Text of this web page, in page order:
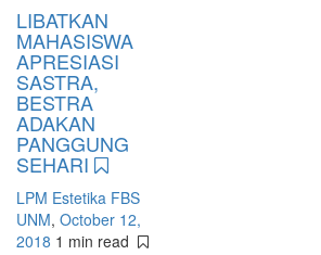
LIBATKAN
MAHASISWA
APRESIASI
SASTRA,
BESTRA
ADAKAN
PANGGUNG
SEHARI
LPM Estetika FBS
UNM, October 12,
2018 1 min read